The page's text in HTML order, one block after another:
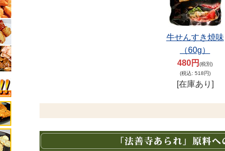
牛せんすき焼味
（60g）
480円 (税別)
(税込: 518円)
[在庫あり]